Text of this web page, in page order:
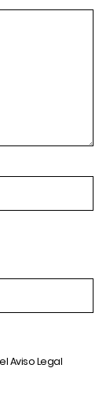
Aviso Legal